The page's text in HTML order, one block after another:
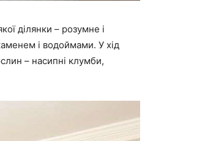
ділянки – розумне і
і водоймами. У хід
– насипні клумби,